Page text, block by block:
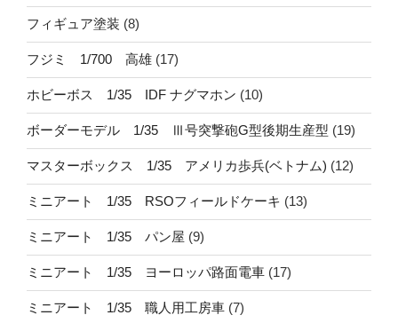
フィギュア塗装 (8)
フジミ 1/700 高雄 (17)
ホビーボス 1/35 IDF ナグマホン (10)
ボーダーモデル 1/35 Ⅲ号突撃砲G型後期生産型 (19)
マスターボックス 1/35 アメリカ歩兵(ベトナム) (12)
ミニアート 1/35 RSOフィールドケーキ (13)
ミニアート 1/35 パン屋 (9)
ミニアート 1/35 ヨーロッパ路面電車 (17)
ミニアート 1/35 職人用工房車 (7)